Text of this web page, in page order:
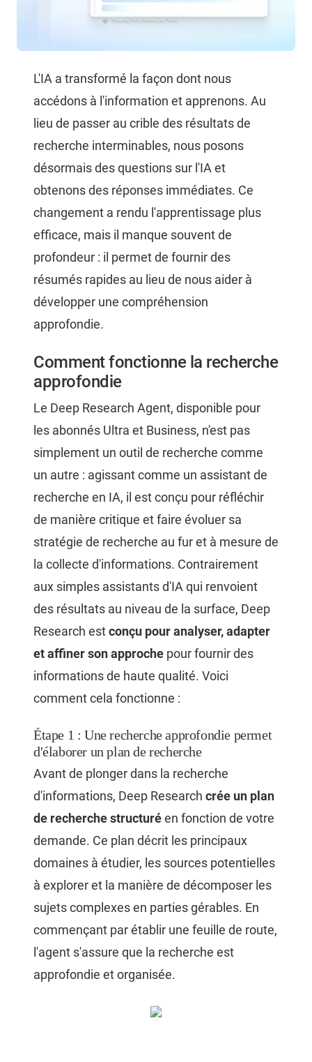
L'IA a transformé la façon dont nous
accédons à l'information et apprenons. Au
lieu de passer au crible des résultats de
recherche interminables, nous posons
désormais des questions sur l'IA et
obtenons des réponses immédiates. Ce
changement a rendu l'apprentissage plus
efficace, mais il manque souvent de
profondeur : il permet de fournir des
résumés rapides au lieu de nous aider à
développer une compréhension
approfondie.
Comment fonctionne la recherche
approfondie
Le Deep Research Agent, disponible pour
les abonnés Ultra et Business, n'est pas
simplement un outil de recherche comme
un autre : agissant comme un assistant de
recherche en IA, il est conçu pour réfléchir
de manière critique et faire évoluer sa
stratégie de recherche au fur et à mesure de
la collecte d'informations. Contrairement
aux simples assistants d'IA qui renvoient
des résultats au niveau de la surface, Deep
Research estconçu pour analyser, adapter
et affiner son approche pour fournir des
informations de haute qualité. Voici
comment cela fonctionne :
Étape 1 : Une recherche approfondie permet
d'élaborer un plan de recherche
Avant de plonger dans la recherche
d'informations, Deep Research crée un plan
de recherche structuréen fonction de votre
demande. Ce plan décrit les principaux
domaines à étudier, les sources potentielles
à explorer et la manière de décomposer les
sujets complexes en parties gérables. En
commençant par établir une feuille de route,
l'agent s'assure que la recherche est
approfondie et organisée.